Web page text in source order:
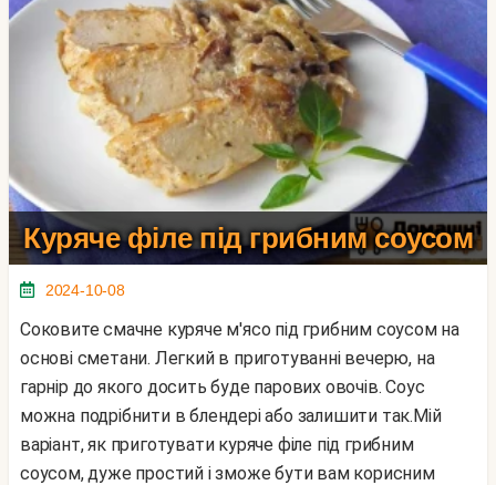
Куряче філе під грибним соусом
2024-10-08
Соковите смачне куряче м'ясо під грибним соусом на
основі сметани. Легкий в приготуванні вечерю, на
гарнір до якого досить буде парових овочів. Соус
можна подрібнити в блендері або залишити так.Мій
варіант, як приготувати куряче філе під грибним
соусом, дуже простий і зможе бути вам корисним